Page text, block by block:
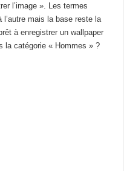
l’image ». Les termes
l’autre mais la base reste la
à enregistrer un wallpaper
la catégorie « Hommes » ?